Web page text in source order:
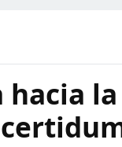
hacia